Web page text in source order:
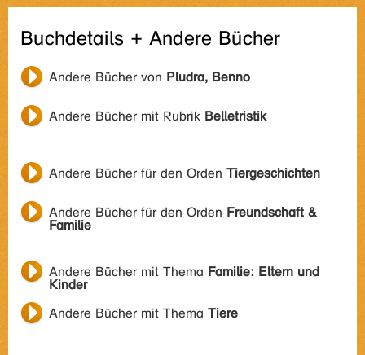
Buchdetails + Andere Bücher
Andere Bücher von Pludra, Benno
Andere Bücher mit Rubrik Belletristik
Andere Bücher für den Orden Tiergeschichten
Andere Bücher für den Orden Freundschaft &
Familie
Andere Bücher mit Thema Familie: Eltern und
Kinder
Andere Bücher mit Thema Tiere